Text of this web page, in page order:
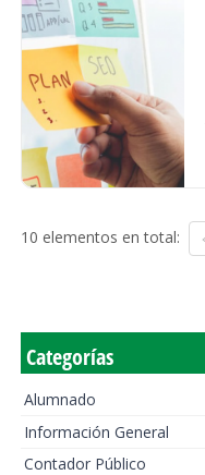
10 elementos en total:
Categorías
Alumnado
Información General
Contador Público